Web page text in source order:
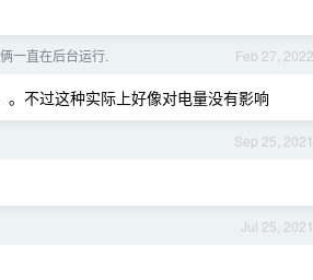
Feb 27, 2022
一直在后台运行.
不过这种实际上好像对电量没有影响
Sep 25, 2021
Jul 25, 2021